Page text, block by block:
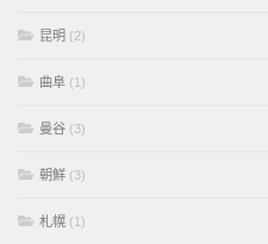
昆明 (2)
曲阜 (1)
曼谷 (3)
朝鮮 (3)
札幌 (1)